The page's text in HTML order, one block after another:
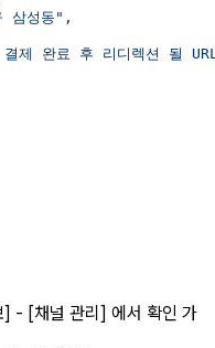
삼성동" ,
결제 완료 후 리디렉션 될
- [채널 관리] 에서 확인 가